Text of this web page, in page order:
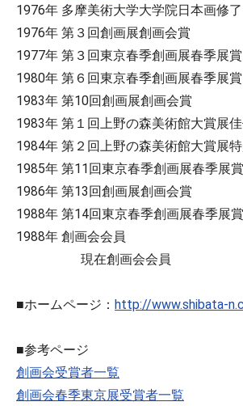
1976年 多摩美術大学大学院日本画修了
1976年 第３回創画展創画会賞
1977年 第３回東京春季創画展春季展賞
1980年 第６回東京春季創画展春季展賞
1983年 第10回創画展創画会賞
1983年 第１回上野の森美術館大賞展
1984年 第２回上野の森美術館大賞展
1985年 第11回東京春季創画展春季展賞
1986年 第13回創画展創画会賞
1988年 第14回東京春季創画展春季展賞
1988年 創画会会員
現在創画会会員
■ホームページ： http://www.shibata-
■参考ページ
創画会受賞者一覧
創画会春季東京展受賞者一覧